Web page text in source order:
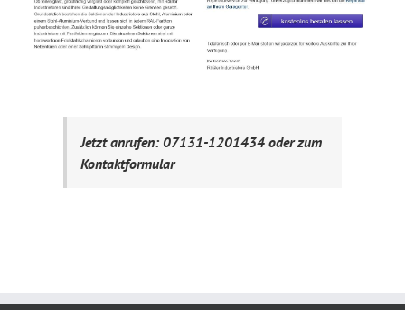
Jetzt anrufen: 07131-1201434 oder zum
Kontaktformular